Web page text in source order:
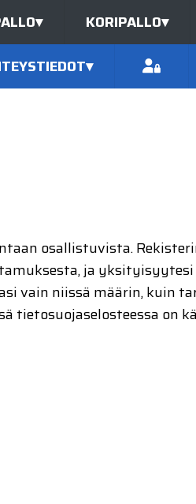
▾ KORIPALLO▾
▾
osallistuvista.
ja
vain niissä määrin, kuin
tietosuojaselosteessa on